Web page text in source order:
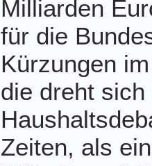
Milliarden
für die
Kürzungen
die dreht
Zeiten, als